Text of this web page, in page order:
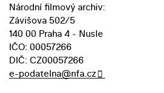
Národní filmový archiv:
Závišova 502/5
140 00 Praha 4 - Nusle
IČO: 00057266
DIČ: CZ00057266
e-podatelna@nfa.cz